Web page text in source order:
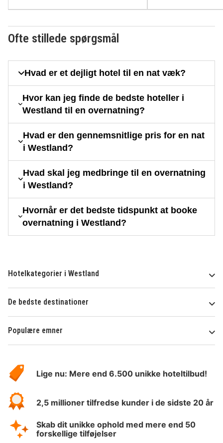
Ofte stillede spørgsmål
Hvad er et dejligt hotel til en nat væk?
Hvor kan jeg finde de bedste hoteller i
Westland til en overnatning?
Hvad er den gennemsnitlige pris for en nat
i Westland?
Hvad skal jeg medbringe til en overnatning
i Westland?
Hvornår er det bedste tidspunkt at booke
overnatning i Westland?
Hotelkategorier i Westland
De bedste destinationer
Populære emner
HotelSpecials
Lige nu: Mere end 6.500 unikke hoteltilbud!
2,5 millioner tilfredse kunder i de sidste 20 år
Skab dit unikke ophold med mere end 50
forskellige tilføjelser